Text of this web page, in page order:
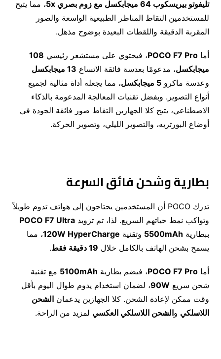
تليفوتو بيريسكوب 64 ميجابكسل مع زوم بصري 5 x ، مما يتيح
للمستخدمين التقاط المناظر الطبيعية الواسعة والصور
المقربة الدقيقة واللقطات البعيدة بوضوح مذهل.
أما POCO F7 Pro، فيحتوي على مستشعر رئيسي 108
ميجابكسل، مدعومًا بعدسة فائقة الاتساع 13 ميجابكسل
وعدسة ماكرو 5 ميجابكسل، مما يجعله أداة مثالية لجميع
أنواع التصوير. وبفضل تقنيات المعالجة المدعومة بالذكاء
الاصطناعي، يتيح كلا الجهازين التقاط صور فائقة الجودة في
أوضاع البورتريه، والتصوير الليلي، وتصوير الحركة.
بطارية وشحن فائق السرعة
تدرك POCO أن المستخدمين يحتاجون إلى هواتف تدوم طويلاً
وتواكب نمط حياتهم السريع. لذا، تم تزويد POCO F7 Ultra
ببطارية 5500mAh وتقنية 120W HyperCharge، مما
يسمح بشحن الهاتف بالكامل خلال 19 دقيقة فقط.
أما POCO F7 Pro، فيضم بطارية 5100mAh مع تقنية
شحن سريع 90W، لضمان استخدام يدوم طوال اليوم بأقل
وقت ممكن لإعادة الشحن. كلا الجهازين يدعمان الشحن
اللاسلكي والشحن اللاسلكي العكسي لمزيد من الراحة.